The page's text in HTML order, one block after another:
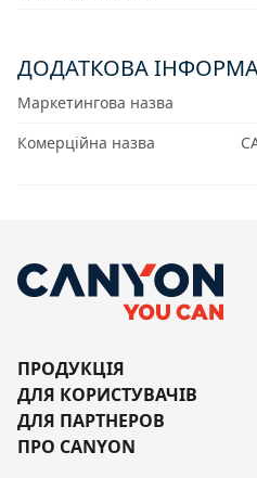
ДОДАТКОВА
Маркетингова назва
Комерційна назва
ПРОДУКЦІЯ
ДЛЯ КОРИСТУВАЧІВ
ДЛЯ ПАРТНЕРОВ
ПРО CANYON